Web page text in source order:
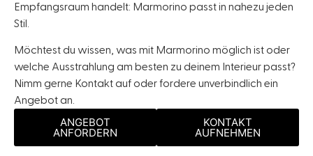
Empfangsraum handelt: Marmorino passt in nahezu jeden
Stil.
Möchtest du wissen, was mit Marmorino möglich ist oder
welche Ausstrahlung am besten zu deinem Interieur passt?
Nimm gerne Kontakt auf oder fordere unverbindlich ein
Angebot an.
ANGEBOT
ANFORDERN
KONTAKT
AUFNEHMEN